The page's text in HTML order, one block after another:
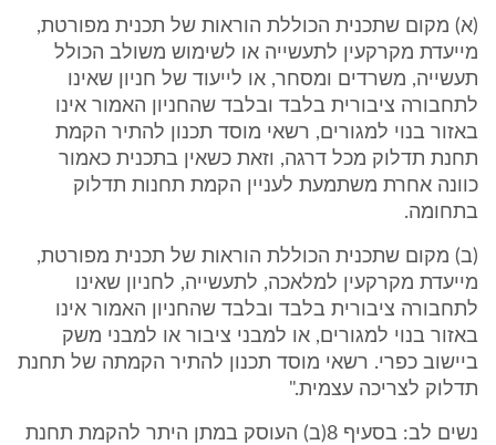
(א) מקום שתכנית הכוללת הוראות של תכנית מפורטת,
מייעדת מקרקעין לתעשייה או לשימוש משולב הכולל
תעשייה, משרדים ומסחר, או לייעוד של חניון שאינו
לתחבורה ציבורית בלבד ובלבד שהחניון האמור אינו
באזור בנוי למגורים, רשאי מוסד תכנון להתיר הקמת
תחנת תדלוק מכל דרגה, וזאת כשאין בתכנית כאמור
כוונה אחרת משתמעת לעניין הקמת תחנות תדלוק
בתחומה.
(ב) מקום שתכנית הכוללת הוראות של תכנית מפורטת,
מייעדת מקרקעין למלאכה, לתעשייה, לחניון שאינו
לתחבורה ציבורית בלבד ובלבד שהחניון האמור אינו
באזור בנוי למגורים, או למבני ציבור או למבני משק
ביישוב כפרי. רשאי מוסד תכנון להתיר הקמתה של תחנת
תדלוק לצריכה עצמית."
נשים לב: בסעיף 8(ב) העוסק במתן היתר להקמת תחנת